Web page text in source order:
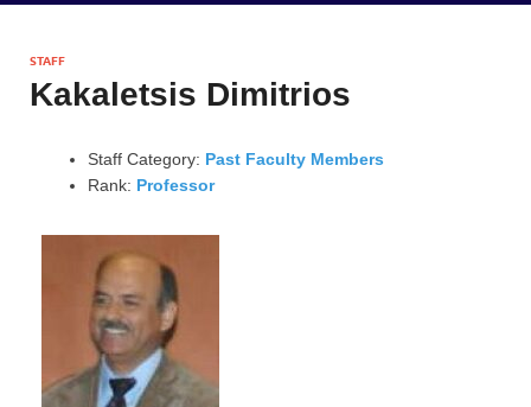
STAFF
Kakaletsis Dimitrios
Staff Category: Past Faculty Members
Rank: Professor